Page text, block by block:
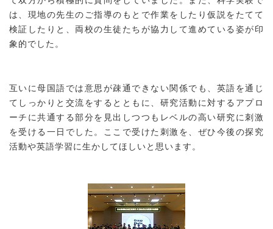
は、現地の先生のご指導のもとで作業をしたり仮説をたてて
検証したりと、両校の生徒たちが協力して進めている姿が印
象的でした。
互いに母国語では意思が疎通できない関係でも、英語を通じ
てしっかりと交流をするとともに、研究活動に対するアプロ
ーチに共通する部分を見出しつつもレベルの高い研究に刺激
を受ける一日でした。ここで受けた刺激を、ぜひ今後の探究
活動や英語学習に生かしてほしいと思います。